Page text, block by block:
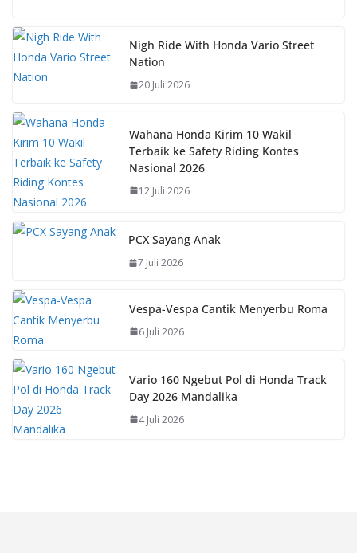
e
b
k
s
A
p
e
st
y
Li
k
Nigh Ride With Honda Vario Street
Nation
20 Juli 2026
Wahana Honda Kirim 10 Wakil
Terbaik ke Safety Riding Kontes
Nasional 2026
12 Juli 2026
PCX Sayang Anak
7 Juli 2026
Vespa-Vespa Cantik Menyerbu Roma
6 Juli 2026
Vario 160 Ngebut Pol di Honda Track
Day 2026 Mandalika
4 Juli 2026